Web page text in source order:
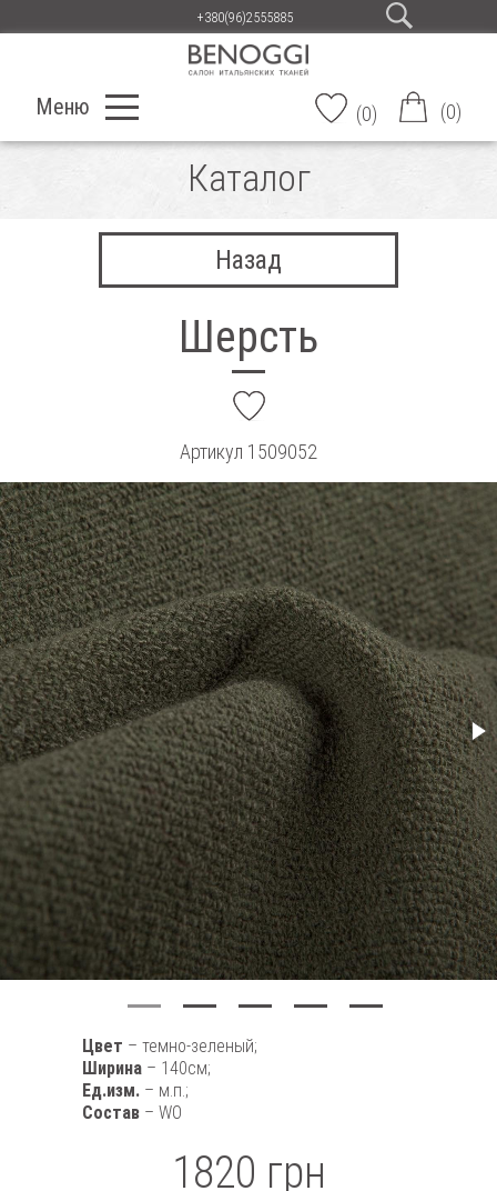
+380(96)2555885
Меню (0) (0)
Каталог
Назад
Шерсть
Артикул 1509052
Цвет – темно-зеленый;
Ширина – 140см;
Ед.изм. – м.п.;
Состав – WO
1820 грн